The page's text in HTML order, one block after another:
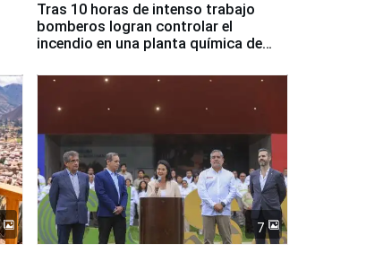
Tras 10 horas de intenso trabajo
bomberos logran controlar el
incendio en una planta química de
7